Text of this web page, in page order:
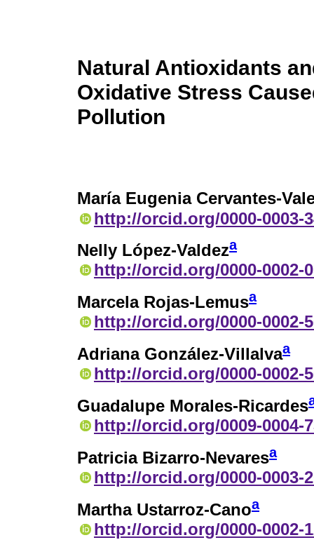
Natural Antioxidants
Oxidative Stress
Pollution
María Eugenia Cervantes-
http://orcid.org/0000-0003-
Nelly López-Valdeza
http://orcid.org/0000-0002-
Marcela Rojas-Lemusa
http://orcid.org/0000-0002-
Adriana González-Villalvaa
http://orcid.org/0000-0002-
Guadalupe Morales-Ricardes
http://orcid.org/0009-0004-
Patricia Bizarro-Nevaresa
http://orcid.org/0000-0003-
Martha Ustarroz-Canoa
http://orcid.org/0000-0002-